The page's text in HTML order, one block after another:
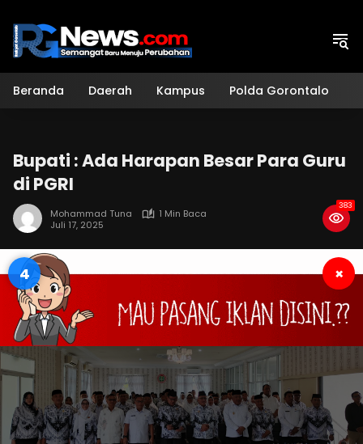
konten
Beranda Daerah Kampus Polda Gorontalo
Bupati : Ada Harapan Besar Para Guru
di PGRI
Mohammad Tuna
1 Min Baca
Juli 17, 2025
383
4 ×